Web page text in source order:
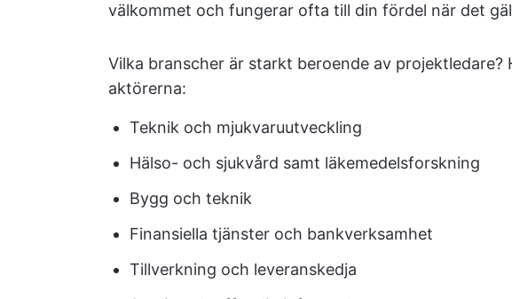
välkommet och fungerar ofta till din fördel när det
Vilka branscher är starkt beroende av projektledare?
aktörerna:
Teknik och mjukvaruutveckling
Hälso- och sjukvård samt läkemedelsforskning
Bygg och teknik
Finansiella tjänster och bankverksamhet
Tillverkning och leveranskedja